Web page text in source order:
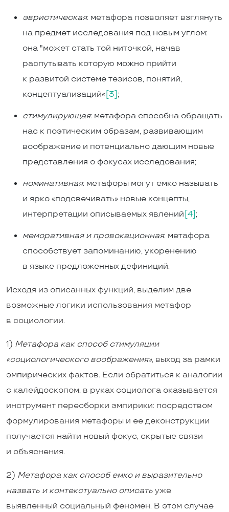
эвристическая: метафора позволяет взглянуть
на предмет исследования под новым углом:
она "может стать той ниточкой, начав
распутывать которую можно прийти
к развитой системе тезисов, понятий,
концептуализаций« [3] ;
стимулирующая: метафора способна обращать
нас к поэтическим образам, развивающим
воображение и потенциально дающим новые
представления о фокусах исследования;
номинативная: метафоры могут емко называть
и ярко «подсвечивать» новые концепты,
интерпретации описываемых явлений [4] ;
меморативная и провокационная: метафора
способствует запоминанию, укоренению
в языке предложенных дефиниций.
Исходя из описанных функций, выделим две
возможные логики использования метафор
в социологии.
1) Метафора как способ стимуляции
«социологического воображения», выход за рамки
эмпирических фактов. Если обратиться к аналогии
с калейдоскопом, в руках социолога оказывается
инструмент пересборки эмпирики: посредством
формулирования метафоры и ее деконструкции
получается найти новый фокус, скрытые связи
и объяснения.
2) Метафора как способ емко и выразительно
назвать и контекстуально описать уже
выявленный социальный феномен. В этом случае